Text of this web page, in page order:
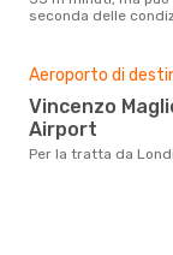
seconda delle
Aeroporto di
Vincenzo Magliocco
Airport
Per la tratta da